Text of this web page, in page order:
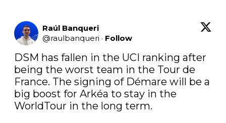
Raúl Banqueri
@raulbanqueri · Follow
DSM has fallen in the UCI ranking after
being the worst team in the Tour de
France. The signing of Démare will be a
big boost for Arkéa to stay in the
WorldTour in the long term.